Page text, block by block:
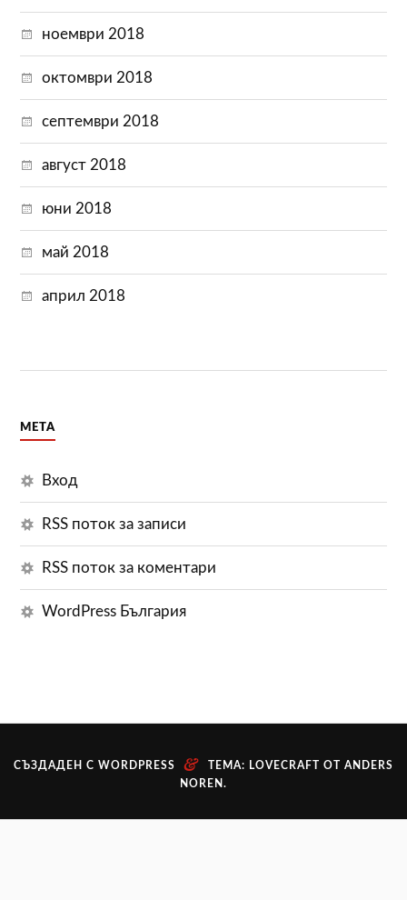
ноември 2018
октомври 2018
септември 2018
август 2018
юни 2018
май 2018
април 2018
МЕТА
Вход
RSS поток за записи
RSS поток за коментари
WordPress България
СЪЗДАДЕН С WORDPRESS & ТЕМА: LOVECRAFT ОТ ANDERS
NOREN .